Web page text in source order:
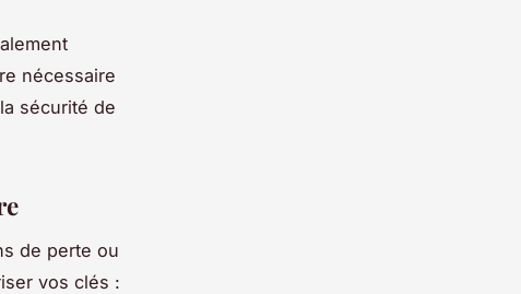
nécessaire
sécurité de
de perte ou
vos clés :